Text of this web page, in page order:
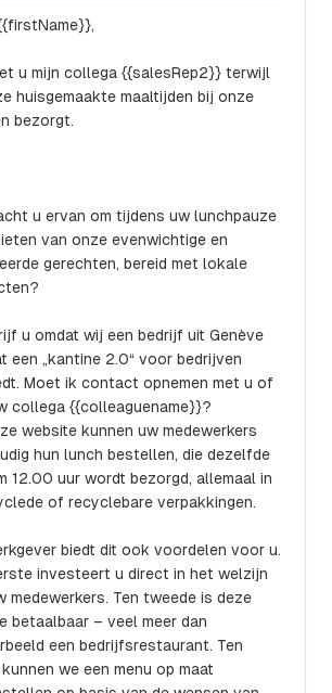
u mijn collega {{salesRep2}} terwijl
huisgemaakte maaltijden bij onze
bezorgt.
u ervan om tijdens uw lunchpauze
van onze evenwichtige en
gerechten, bereid met lokale
u omdat wij een bedrijf uit Genève
een „kantine 2.0“ voor bedrijven
Moet ik contact opnemen met u of
collega {{colleaguename}}?
website kunnen uw medewerkers
hun lunch bestellen, die dezelfde
12.00 uur wordt bezorgd, allemaal in
of recyclebare verpakkingen.
biedt dit ook voordelen voor u.
investeert u direct in het welzijn
medewerkers. Ten tweede is deze
betaalbaar – veel meer dan
een bedrijfsrestaurant. Ten
we een menu op maat